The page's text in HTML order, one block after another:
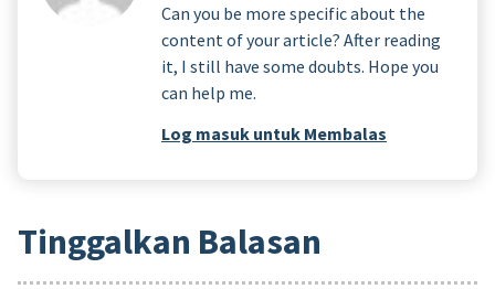
Can you be more specific about the
content of your article? After reading
it, I still have some doubts. Hope you
can help me.
Log masuk untuk Membalas
Tinggalkan Balasan